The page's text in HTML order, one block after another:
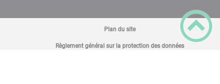
Plan du site
Règlement général sur la protection des données